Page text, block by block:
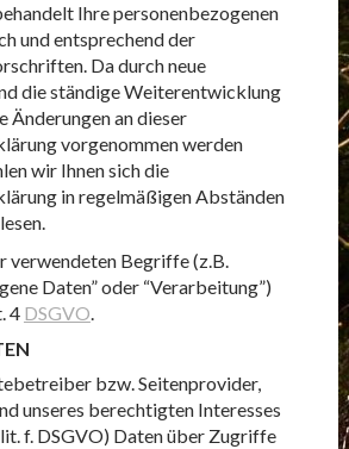
Ihre personenbezogenen
und entsprechend der
Da durch neue
die ständige Weiterentwicklung
Änderungen an dieser
vorgenommen werden
wir Ihnen sich die
in regelmäßigen Abständen
verwendeten Begriffe (z.B.
Daten” oder “Verarbeitung”)
4 DSGVO.
bzw. Seitenprovider,
unseres berechtigten Interesses
f. DSGVO) Daten über Zugriffe